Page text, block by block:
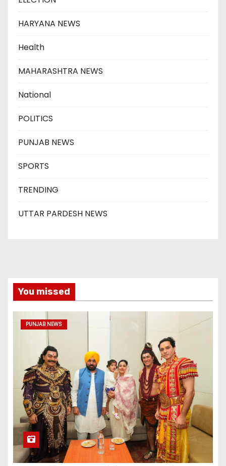
HARYANA NEWS
Health
MAHARASHTRA NEWS
National
POLITICS
PUNJAB NEWS
SPORTS
TRENDING
UTTAR PARDESH NEWS
You missed
PUNJAB NEWS